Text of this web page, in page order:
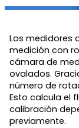
Los medidores
medición con
cámara de
ovalados.
número de
Esto calcula el
calibración
previamente.